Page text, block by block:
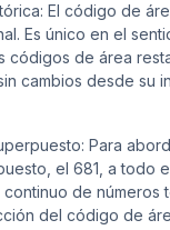
El código de
Es único en el
de área
cambios desde su
Para
el 681, a todo
de
del código de